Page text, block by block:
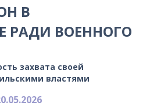
В
РАДИ ВОЕННОГО
захвата своей
властями